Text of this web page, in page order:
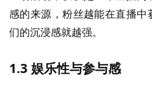
感的来源，粉丝越能在直播
们的沉浸感就越强。
1.3 娱乐性与参与感